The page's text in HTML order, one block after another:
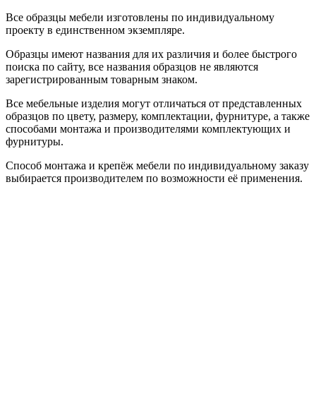
Все образцы мебели изготовлены по индивидуальному
проекту в единственном экземпляре.
Образцы имеют названия для их различия и более быстрого
поиска по сайту, все названия образцов не являются
зарегистрированным товарным знаком.
Все мебельные изделия могут отличаться от представленных
образцов по цвету, размеру, комплектации, фурнитуре, а также
способами монтажа и производителями комплектующих и
фурнитуры.
Способ монтажа и крепёж мебели по индивидуальному заказу
выбирается производителем по возможности её применения.